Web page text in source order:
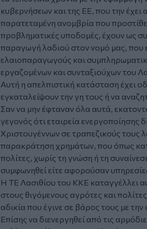
κυβερνήσεων και της ΕΕ, που την έχει
παρατεταμένη ανομβρία που
προβληματικές υποδομές, έχουν ως
παραγωγή λαδιού στον νομό μας, που
ελαιοπαραγωγούς και
εργαζομένων και συνταξιούχων του
Αυτή η απελπιστική κατάσταση έχει
εγκαταλείψουν την γη τους ή να
Σαν να μην έφταναν όλα αυτά,
γεγονός ότι εταιρεία
Χριστουγέννων σε τραπεζικούς
παρακράτηση χρημάτων, που όπως
πολίτες, χωρίς τη γνώση ή τη
συμφωνηθεί είτε αφορούσαν
Η ΤΕ Λασιθίου του ΚΚΕ καταγγέλλει
στους θιγόμενους αγρότες και
αδικία που έγινε σε βάρος τους με
Επίσης να διενεργηθεί από τις